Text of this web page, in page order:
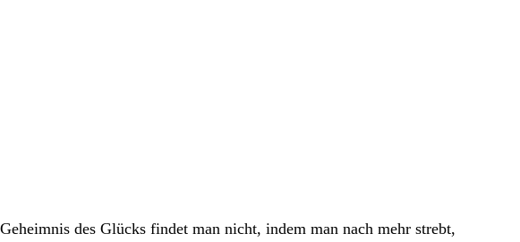
des Glücks findet man nicht, indem man nach mehr strebt,